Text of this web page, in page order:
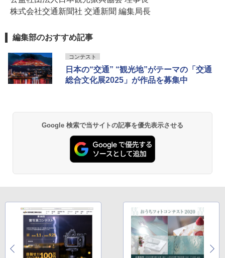
株式会社交通新聞社 交通新聞 編集局長
編集部のおすすめ記事
コンテスト
日本の“交通” “観光地”がテーマの「交通
総合文化展2025」が作品を募集中
Google 検索で当サイトの記事を優先表示させる